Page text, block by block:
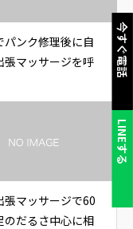
今すぐ電話
LINEする
パンク修理後に自
張マッサージを呼
張マッサージで60
のだるさ中心に相